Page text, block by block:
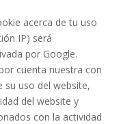
acerca de tu uso
IP) será
por Google.
cuenta nuestra con
su uso del website,
del website y
con la actividad